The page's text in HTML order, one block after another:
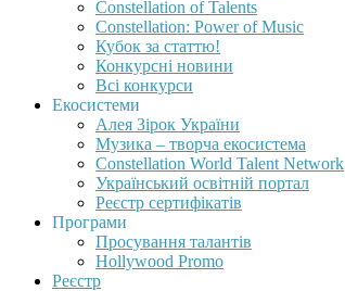
Constellation of Talents
Constellation: Power of Music
Кубок за статтю!
Конкурсні новини
Всі конкурси
Екосистеми
Алея Зірок України
Музика – творча екосистема
Constellation World Talent Network
Український освітній портал
Реєстр сертифікатів
Програми
Просування талантів
Hollywood Promo
Реєстр